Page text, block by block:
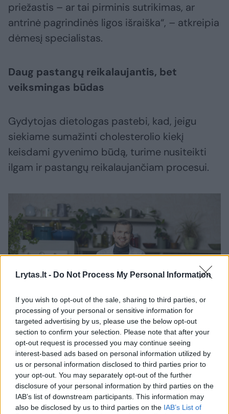
Lrytas.lt - Do Not Process My Personal Information
If you wish to opt-out of the sale, sharing to third parties, or
processing of your personal or sensitive information for
targeted advertising by us, please use the below opt-out
section to confirm your selection. Please note that after your
opt-out request is processed you may continue seeing
interest-based ads based on personal information utilized by
us or personal information disclosed to third parties prior to
your opt-out. You may separately opt-out of the further
disclosure of your personal information by third parties on the
IAB’s list of downstream participants. This information may
also be disclosed by us to third parties on the IAB’s List of
priežastis – ar tai pirminis sutrikimas, ar
antrinė pagrindinės ligos išraiška“, – atkreipia
dėmesį specialistas.
Daug pastangų reikalaujantis, bet
veiksmingas būdas
Gydytojas dietologas pastebi, kad, jeigu
siekiame sumažinti cholesterolio kiekį
keisdami gyvenimo būdą, turime nusiteikti
ilgam ir pastangų reikalaujančiam procesui.
Daugiau nuotraukų (4)
E. Grišinas.
„Nors teigiami rezultatai pakeitus gyvenimo
būdą nėra taip greitai pastebimi, kaip